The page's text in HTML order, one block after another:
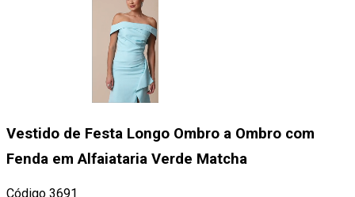
Vestido de Festa Longo Ombro a Ombro com
Fenda em Alfaiataria Verde Matcha
Código 3691